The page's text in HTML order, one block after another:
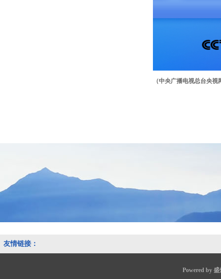
（中央广播电视总台央视
友情链接：
Powered by 盛